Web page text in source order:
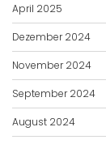
April 2025
Dezember 2024
November 2024
September 2024
August 2024